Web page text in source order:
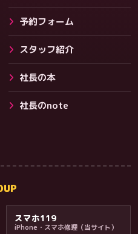
予約フォーム
スタッフ紹介
社長の本
社長のnote
スマホ119
iPhone・スマホ修理（当サイト）